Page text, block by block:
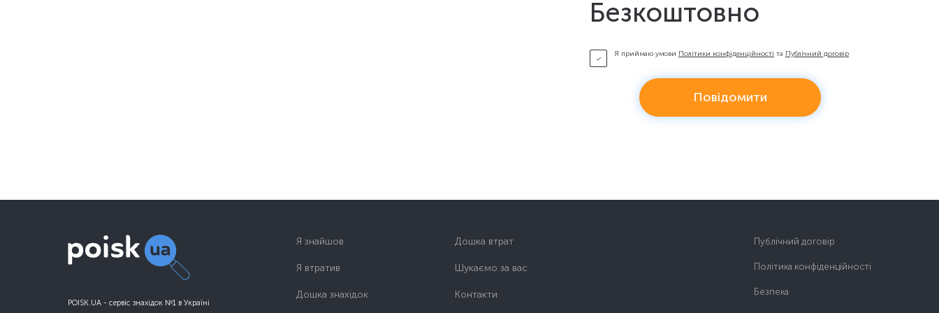
Безкоштовно
Я приймаю умови Політики конфіденційності та Публічний договір
Повідомити
POISK.UA - сервіс знахідок №1 в Україні
Я знайшов
Я втратив
Дошка знахідок
Дошка втрат
Шукаємо за вас
Контакти
Публічний договір
Політика конфіденційності
Безпека